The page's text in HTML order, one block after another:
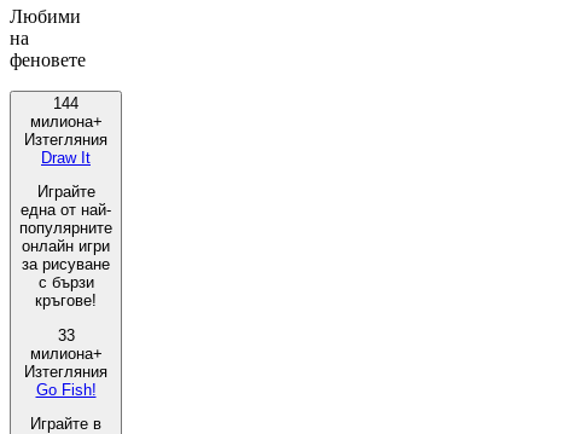
Любими
на
феновете
144
милиона+
Изтегляния
Draw It
Играйте
една от най-
популярните
онлайн игри
за рисуване
с бързи
кръгове!
33
милиона+
Изтегляния
Go Fish!
Играйте в